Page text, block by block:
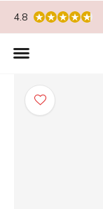
4.8